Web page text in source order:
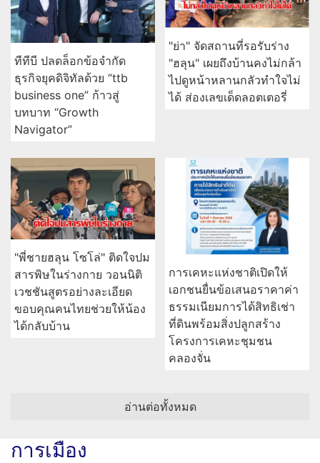
ทีทีบี ปลดล็อกข้อจำกัด
ธุรกิจยุคดิจิทัลด้วย “ttb
business one” ก้าวสู่
บทบาท “Growth
Navigator”
"ย่า" จัดสถานที่รอรับร่าง
"ฮลุน" เผยถึงบ้านคงไม่กล้า
ไปดูหน้าหลานกลัวทำใจไม่
ได้ ส่องเลขเด็ดลอตเตอรี่
"พี่ชายฮลุน โซโล่" ติดใจปม
สารพิษในร่างกาย วอนนิติ
เวชชันสูตรอย่างละเอียด
ขอบคุณคนไทยช่วยให้น้อง
ได้กลับบ้าน
การเคหะแห่งชาติเปิดให้
เอกชนยื่นข้อเสนอราคาค่า
ธรรมเนียมการได้สิทธิเช่า
ที่ดินพร้อมสิ่งปลูกสร้าง
โครงการเคหะชุมชน
คลองจั่น
อ่านต่อทั้งหมด
การเมือง